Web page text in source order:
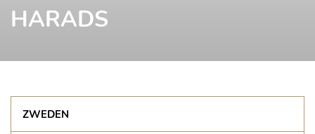
HARADS
ZWEDEN